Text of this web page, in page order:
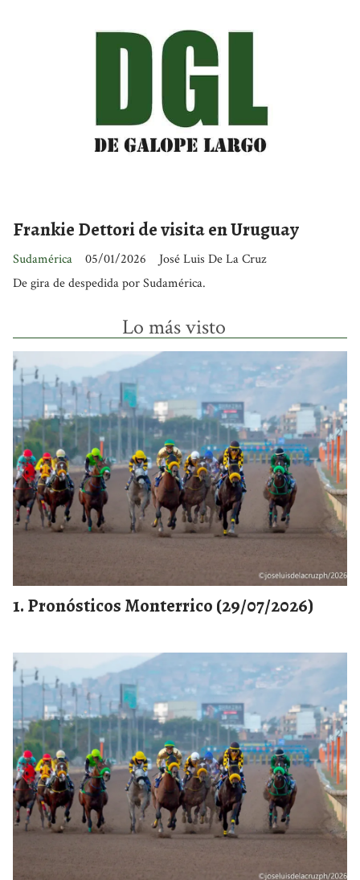
Frankie Dettori de visita en Uruguay
José Luis De La Cruz
Sudamérica
05/01/2026
De gira de despedida por Sudamérica.
Lo más visto
Pronósticos Monterrico (29/07/2026)